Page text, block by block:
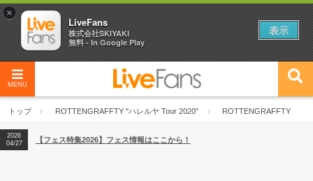
MENU
トップ ROTTENGRAFFTY "ハレルヤ Tour 2020" ROTTENGRAFFTY
2026
04/27
2026
【ライブ動員ランキング】2026年上半期編発表！
2026
04/27
【フェス特集2026】フェス情報はここから！
×
LiveFans
株式会社SKIYAKI
無料 - In Google Play
表示